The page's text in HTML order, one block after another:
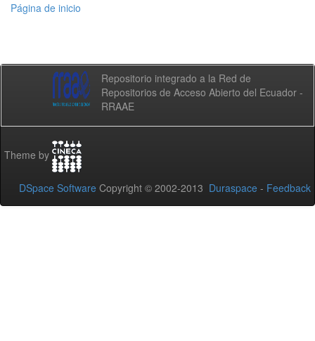
Página de inicio
Repositorio integrado a la Red de
Repositorios de Acceso Abierto del Ecuador -
RRAAE
Theme by
DSpace Software Copyright © 2002-2013 Duraspace - Feedback